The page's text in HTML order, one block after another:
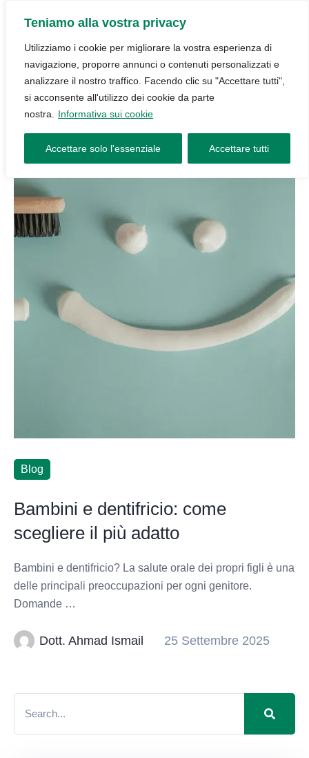
Teniamo alla vostra privacy
Utilizziamo i cookie per migliorare la vostra esperienza di
navigazione, proporre annunci o contenuti personalizzati e
analizzare il nostro traffico. Facendo clic su "Accettare tutti",
si acconsente all'utilizzo dei cookie da parte
nostra.
Informativa sui cookie
Accettare solo l'essenziale Accettare tutti
Blog
Bambini e dentifricio: come
scegliere il più adatto
Bambini e dentifricio? La salute orale dei propri figli è una
delle principali preoccupazioni per ogni genitore.
Domande …
Dott. Ahmad Ismail 25 Settembre 2025